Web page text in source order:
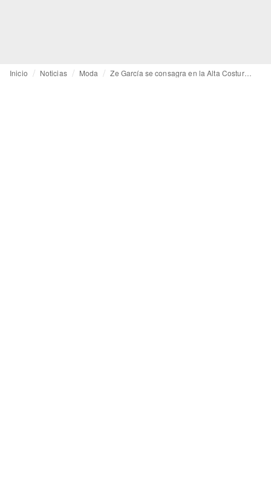
Inicio Noticias Moda Ze García se consagra en la Alta Costura con un desfile en el Museo Balenciaga